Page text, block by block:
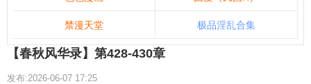
禁漫天堂 极品淫乱合集
【春秋风华录】第428-430章
发布:2026-06-07 17:25